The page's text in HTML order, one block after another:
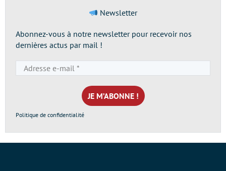
Newsletter
Abonnez-vous à notre newsletter pour recevoir nos
dernières actus par mail !
e-
mail
*
Politique de confidentialité